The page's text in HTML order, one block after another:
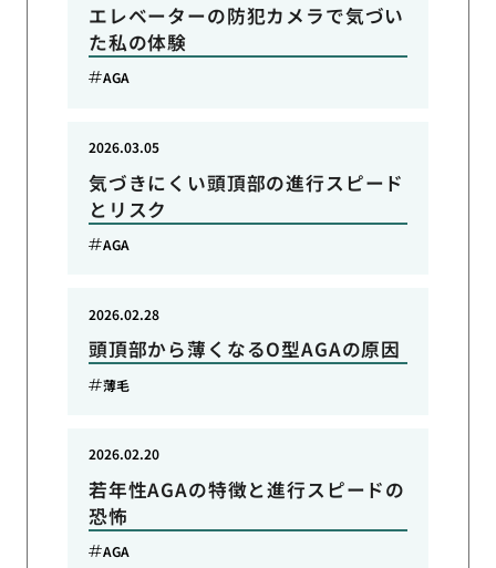
エレベーターの防犯カメラで気づい
た私の体験
AGA
気づきにくい頭頂部の進行スピード
とリスク
2026.03.05
AGA
頭頂部から薄くなるO型AGAの原因
2026.02.28
薄毛
若年性AGAの特徴と進行スピードの
恐怖
2026.02.20
AGA